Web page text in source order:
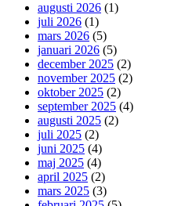
augusti 2026 (1)
juli 2026 (1)
mars 2026 (5)
januari 2026 (5)
december 2025 (2)
november 2025 (2)
oktober 2025 (2)
september 2025 (4)
augusti 2025 (2)
juli 2025 (2)
juni 2025 (4)
maj 2025 (4)
april 2025 (2)
mars 2025 (3)